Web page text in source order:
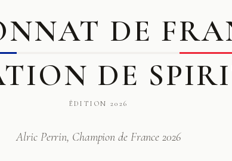
DE
DE
ÉDITION 2026
Alric Perrin, Champion de France 2026